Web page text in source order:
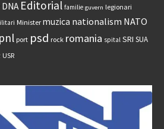
DNA Editorial familie guvern legionari
Minister muzica nationalism NATO
pnl port psd rock romania spital SRI SUA
USR